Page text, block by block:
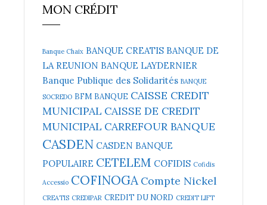
MON CRÉDIT
Banque Chaix BANQUE CREATIS BANQUE DE
LA REUNION BANQUE LAYDERNIER
Banque Publique des Solidarités BANQUE
SOCREDO BFM BANQUE CAISSE CREDIT
MUNICIPAL CAISSE DE CREDIT
MUNICIPAL CARREFOUR BANQUE
CASDEN CASDEN BANQUE
POPULAIRE CETELEM COFIDIS Cofidis
Accessio COFINOGA Compte Nickel
CREATIS CREDIPAR CREDIT DU NORD CREDIT LIFT